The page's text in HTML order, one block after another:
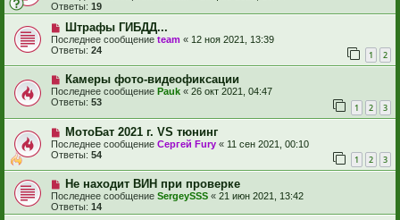
Ответы: 19
Штрафы ГИБДД...
Последнее сообщение team « 12 ноя 2021, 13:39
Ответы: 24 1 2
Камеры фото-видеофиксации
Последнее сообщение Pauk « 26 окт 2021, 04:47
Ответы: 53 1 2 3
МотоБат 2021 г. VS тюнинг
Последнее сообщение Сергей Fury « 11 сен 2021, 00:10
Ответы: 54 1 2 3
Не находит ВИН при проверке
Последнее сообщение SergeySSS « 21 июн 2021, 13:42
Ответы: 14